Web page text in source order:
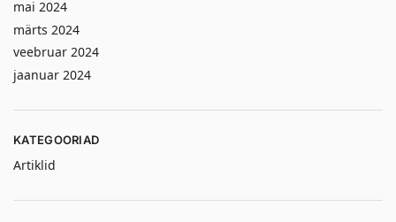
mai 2024
märts 2024
veebruar 2024
jaanuar 2024
KATEGOORIAD
Artiklid